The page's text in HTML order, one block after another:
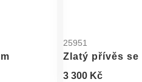
25951
Zlatý přívěs se
3 300 Kč